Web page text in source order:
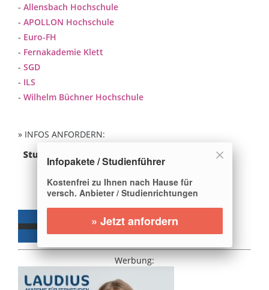
- Allensbach Hochschule
- APOLLON Hochschule
- Euro-FH
- Fernakademie Klett
- SGD
- ILS
- Wilhelm Büchner Hochschule
» INFOS ANFORDERN:
Werbung:
Infopakete / Studienführer
Kostenfrei zu Ihnen nach Hause für
versch. Anbieter / Studienrichtungen
» Jetzt anfordern